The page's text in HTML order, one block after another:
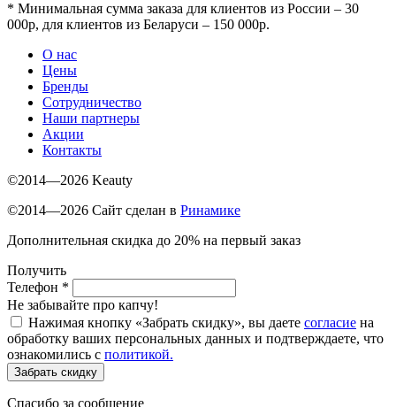
* Минимальная сумма заказа для клиентов из России – 30
000р, для клиентов из Беларуси – 150 000р.
О нас
Цены
Бренды
Сотрудничество
Наши партнеры
Акции
Контакты
©2014—2026 Keauty
©2014—2026 Сайт сделан в Ринамике
Дополнительная скидка до 20% на первый заказ
Получить
Телефон *
Не забывайте про капчу!
Нажимая кнопку «Забрать скидку», вы даете согласие на
обработку ваших персональных данных и подтверждаете, что
ознакомились с политикой.
Забрать скидку
Спасибо за сообщение